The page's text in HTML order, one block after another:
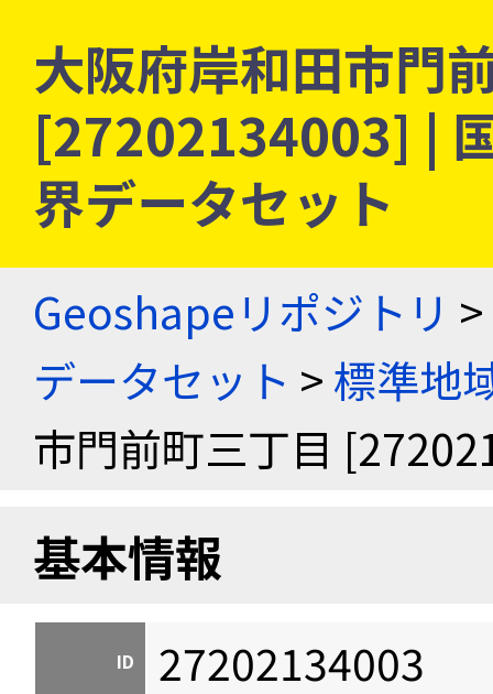
大阪府岸和田市門
[27202134003] |
界データセット
Geoshapeリポジトリ >
データセット >標準地
市門前町三丁目
基本情報
ID 27202134003